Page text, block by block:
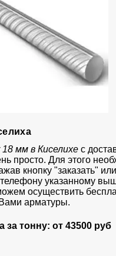
мм в Киселихес
просто. Для этого
кнопку "заказать" или
указанному
осуществить
арматуры.
за тонну: от43500 руб